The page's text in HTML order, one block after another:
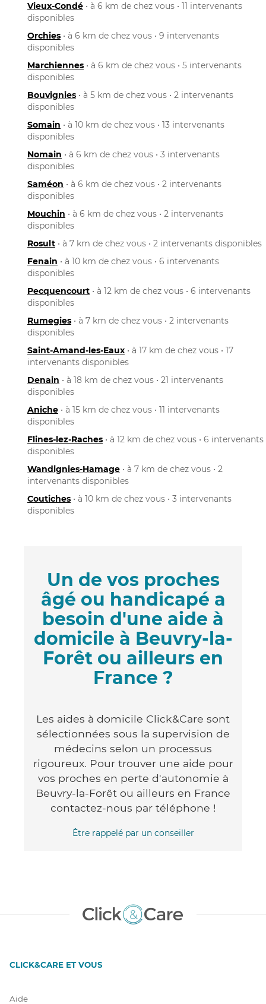
Vieux-Condé • à 6 km de chez vous • 11 intervenants
disponibles
Orchies • à 6 km de chez vous • 9 intervenants
disponibles
Marchiennes • à 6 km de chez vous • 5 intervenants
disponibles
Bouvignies • à 5 km de chez vous • 2 intervenants
disponibles
Somain • à 10 km de chez vous • 13 intervenants
disponibles
Nomain • à 6 km de chez vous • 3 intervenants
disponibles
Saméon • à 6 km de chez vous • 2 intervenants
disponibles
Mouchin • à 6 km de chez vous • 2 intervenants
disponibles
Rosult • à 7 km de chez vous • 2 intervenants disponibles
Fenain • à 10 km de chez vous • 6 intervenants
disponibles
Pecquencourt • à 12 km de chez vous • 6 intervenants
disponibles
Rumegies • à 7 km de chez vous • 2 intervenants
disponibles
Saint-Amand-les-Eaux • à 17 km de chez vous • 17
intervenants disponibles
Denain • à 18 km de chez vous • 21 intervenants
disponibles
Aniche • à 15 km de chez vous • 11 intervenants
disponibles
Flines-lez-Raches • à 12 km de chez vous • 6 intervenants
disponibles
Wandignies-Hamage • à 7 km de chez vous • 2
intervenants disponibles
Coutiches • à 10 km de chez vous • 3 intervenants
disponibles
Un de vos proches
âgé ou handicapé a
besoin d'une aide à
domicile à Beuvry-la-
Forêt ou ailleurs en
France ?
Les aides à domicile Click&Care sont
sélectionnées sous la supervision de
médecins selon un processus
rigoureux. Pour trouver une aide pour
vos proches en perte d'autonomie à
Beuvry-la-Forêt ou ailleurs en France
contactez-nous par téléphone !
Être rappelé par un conseiller
CLICK&CARE ET VOUS
Aide